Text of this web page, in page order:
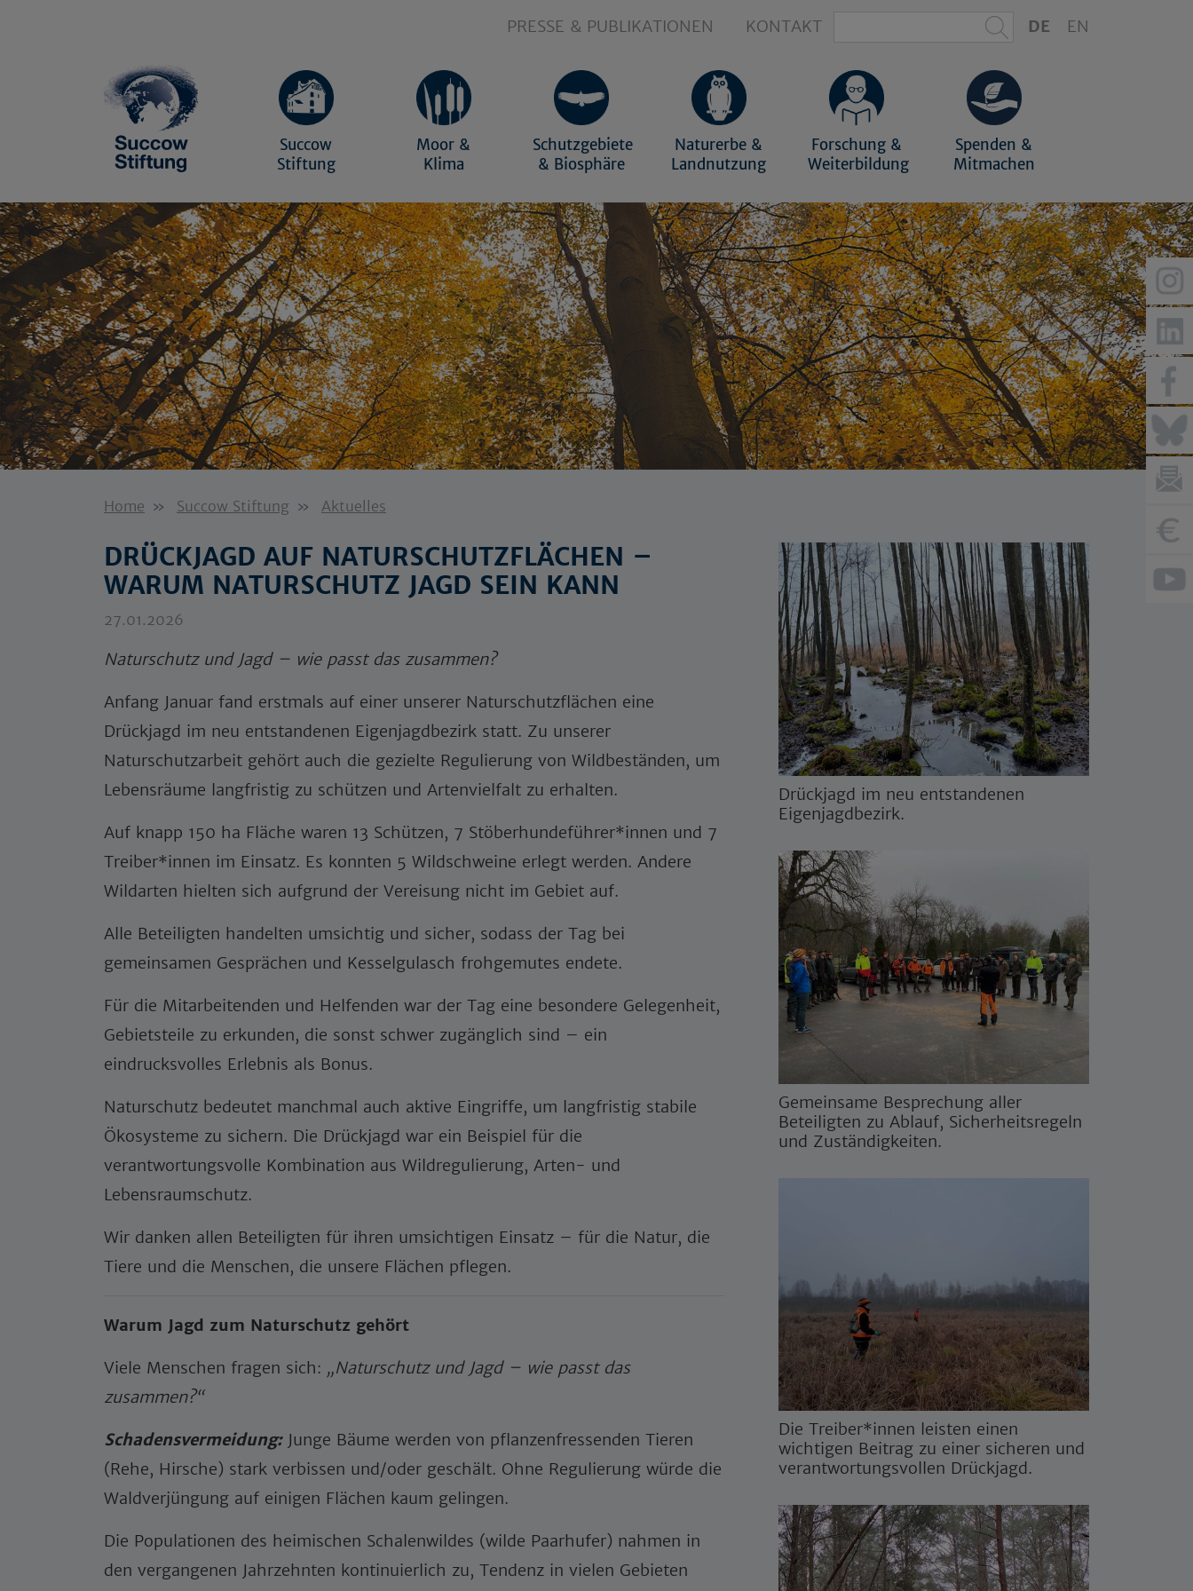
PRESSE & PUBLIKATIONEN KONTAKT DE EN
Succow
Stiftung
Moor &
Klima
Schutzgebiete
& Biosphäre
Naturerbe &
Landnutzung
Forschung &
Weiterbildung
Spenden &
Mitmachen
Home Succow Stiftung Aktuelles
DRÜCKJAGD AUF NATURSCHUTZFLÄCHEN –
WARUM NATURSCHUTZ JAGD SEIN KANN
27.01.2026
Naturschutz und Jagd – wie passt das zusammen?
Anfang Januar fand erstmals auf einer unserer Naturschutzflächen eine
Drückjagd im neu entstandenen Eigenjagdbezirk statt. Zu unserer
Naturschutzarbeit gehört auch die gezielte Regulierung von Wildbeständen, um
Lebensräume langfristig zu schützen und Artenvielfalt zu erhalten.
Auf knapp 150 ha Fläche waren 13 Schützen, 7 Stöberhundeführer*innen und 7
Treiber*innen im Einsatz. Es konnten 5 Wildschweine erlegt werden. Andere
Wildarten hielten sich aufgrund der Vereisung nicht im Gebiet auf.
Alle Beteiligten handelten umsichtig und sicher, sodass der Tag bei
gemeinsamen Gesprächen und Kesselgulasch frohgemutes endete.
Für die Mitarbeitenden und Helfenden war der Tag eine besondere Gelegenheit,
Gebietsteile zu erkunden, die sonst schwer zugänglich sind – ein
eindrucksvolles Erlebnis als Bonus.
Naturschutz bedeutet manchmal auch aktive Eingriffe, um langfristig stabile
Ökosysteme zu sichern. Die Drückjagd war ein Beispiel für die
verantwortungsvolle Kombination aus Wildregulierung, Arten- und
Lebensraumschutz.
Wir danken allen Beteiligten für ihren umsichtigen Einsatz – für die Natur, die
Tiere und die Menschen, die unsere Flächen pflegen.
Warum Jagd zum Naturschutz gehört
Viele Menschen fragen sich: „Naturschutz und Jagd – wie passt das
zusammen?“
Schadensvermeidung:Junge Bäume werden von pflanzenfressenden Tieren
(Rehe, Hirsche) stark verbissen und/oder geschält. Ohne Regulierung würde die
Waldverjüngung auf einigen Flächen kaum gelingen.
Die Populationen des heimischen Schalenwildes (wilde Paarhufer) nahmen in
den vergangenen Jahrzehnten kontinuierlich zu, Tendenz in vielen Gebieten
Drückjagd im neu entstandenen
Eigenjagdbezirk.
Gemeinsame Besprechung aller
Beteiligten zu Ablauf, Sicherheitsregeln
und Zuständigkeiten.
Die Treiber*innen leisten einen
wichtigen Beitrag zu einer sicheren und
verantwortungsvollen Drückjagd.